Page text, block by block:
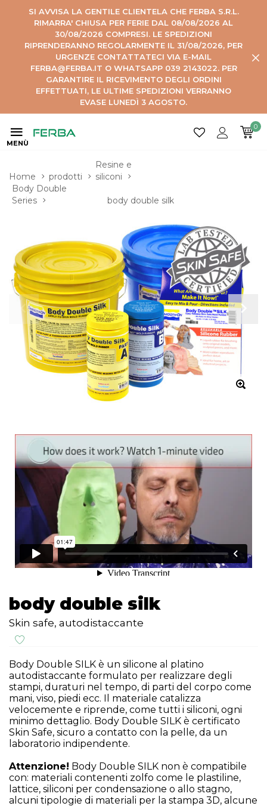
SI AVVISA LA GENTILE CLIENTELA CHE FERBA S.R.L.
RIMARRA' CHIUSA PER FERIE DAL 08/08/2026 AL
30/08/2026 COMPRESI. LE SPEDIZIONI
RIPRENDERANNO REGOLARMENTE IL 31/08/2026, PER
URGENZE CONTATTATECI VIA E-MAIL
FERBA@FERBA.IT O WHATSAPP 039 2143022. PER
GARANTIRE IL RICEVIMENTO DEGLI ORDINI
EFFETTUATI, LE ULTIME SPEDIZIONI VERRANNO
EVASE LUNEDÌ 3 AGOSTO.
MENÙ
0
Home prodotti
Resine e
siliconi
Body Double
Series
body double silk
body double silk
Skin safe, autodistaccante
Body Double SILK è un silicone al platino
autodistaccante formulato per realizzare degli
stampi, duraturi nel tempo, di parti del corpo come
mani, viso, piedi ecc. Il materiale catalizza
velocemente e riprende, come tutti i siliconi, ogni
minimo dettaglio. Body Double SILK è certificato
Skin Safe, sicuro a contatto con la pelle, da un
laboratorio indipendente.
Attenzione! Body Double SILK non è compatibile
con: materiali contenenti zolfo come le plastiline,
lattice, siliconi per condensazione o allo stagno,
alcuni tipologie di materiali per la stampa 3D, alcune